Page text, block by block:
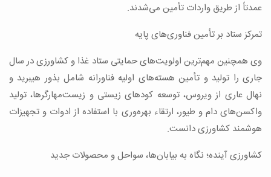
عمدتاً از طریق واردات تأمین می‌شدند.
تمرکز ستاد بر تأمین فناوری‌های پایه
وی همچنین مهم‌ترین اولویت‌های حمایتی ستاد غذا و کشاورزی در سال
جاری را تولید و تأمین هسته‌های اولیه فناورانه شامل بذور هیبرید و
نهال عاری از ویروس، توسعه کودهای زیستی و زیست‌مهارگرها، تولید
واکسن‌های دام و طیور، ارتقاء بهره‌وری با استفاده از ادوات و تجهیزات
هوشمند کشاورزی دانست.
کشاورزی آینده؛ نگاه به بیابان‌ها، سواحل و محصولات جدید